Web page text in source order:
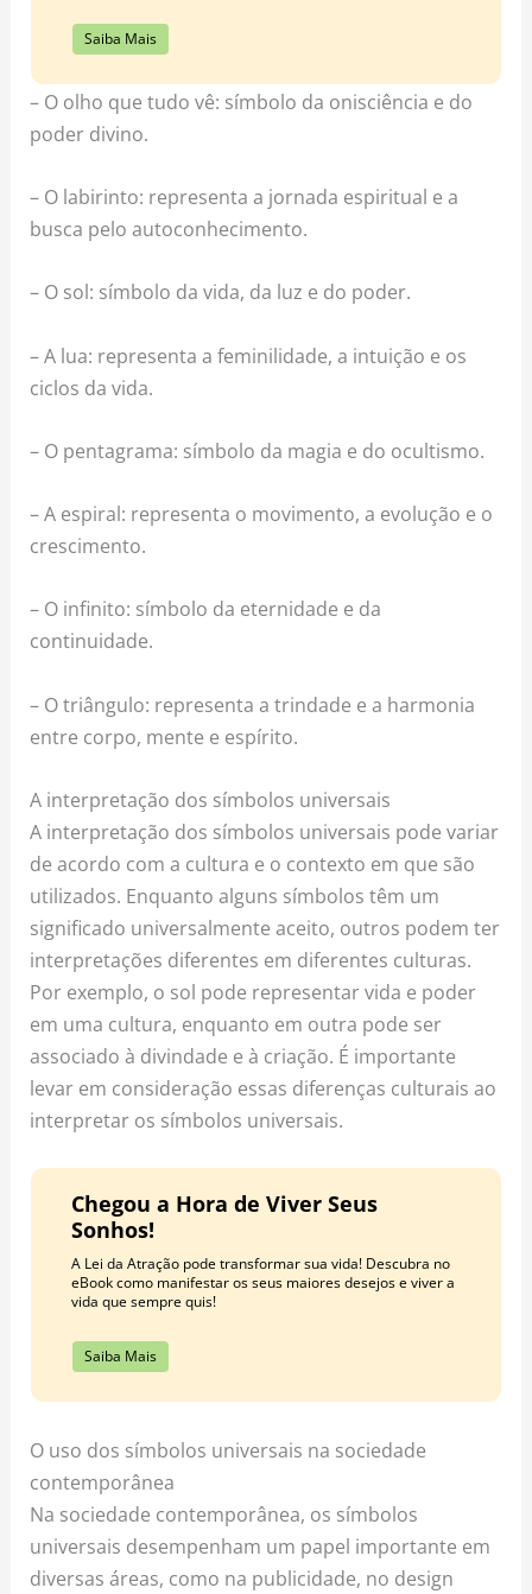
Saiba Mais
– O olho que tudo vê: símbolo da onisciência e do
poder divino.
– O labirinto: representa a jornada espiritual e a
busca pelo autoconhecimento.
– O sol: símbolo da vida, da luz e do poder.
– A lua: representa a feminilidade, a intuição e os
ciclos da vida.
– O pentagrama: símbolo da magia e do ocultismo.
– A espiral: representa o movimento, a evolução e o
crescimento.
– O infinito: símbolo da eternidade e da
continuidade.
– O triângulo: representa a trindade e a harmonia
entre corpo, mente e espírito.
A interpretação dos símbolos universais
A interpretação dos símbolos universais pode variar
de acordo com a cultura e o contexto em que são
utilizados. Enquanto alguns símbolos têm um
significado universalmente aceito, outros podem ter
interpretações diferentes em diferentes culturas.
Por exemplo, o sol pode representar vida e poder
em uma cultura, enquanto em outra pode ser
associado à divindade e à criação. É importante
levar em consideração essas diferenças culturais ao
interpretar os símbolos universais.
Chegou a Hora de Viver Seus
Sonhos!
A Lei da Atração pode transformar sua vida! Descubra no
eBook como manifestar os seus maiores desejos e viver a
vida que sempre quis!
Saiba Mais
O uso dos símbolos universais na sociedade
contemporânea
Na sociedade contemporânea, os símbolos
universais desempenham um papel importante em
diversas áreas, como na publicidade, no design